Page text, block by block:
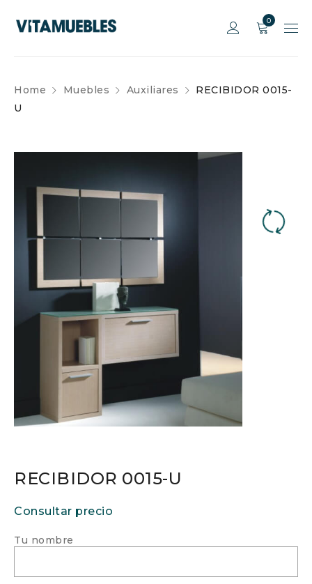
0
Home Muebles Auxiliares
RECIBIDOR 0015-
U
RECIBIDOR 0015-U
Consultar precio
Tu nombre